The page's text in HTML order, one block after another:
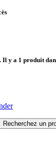
Il y a 1 produit
Recherchez un